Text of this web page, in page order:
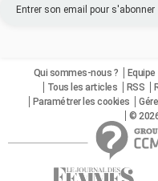
Qui sommes-nous ? Equipe
Tous les articles
RSS
Paramétrer les cookies
©